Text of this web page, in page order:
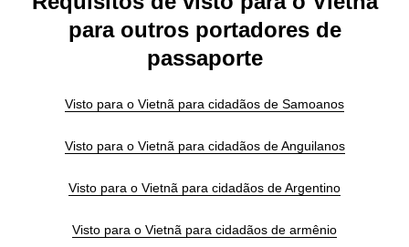
para outros portadores de
passaporte
Visto para o Vietnã para cidadãos de Samoanos
Visto para o Vietnã para cidadãos de Anguilanos
Visto para o Vietnã para cidadãos de Argentino
Visto para o Vietnã para cidadãos de armênio